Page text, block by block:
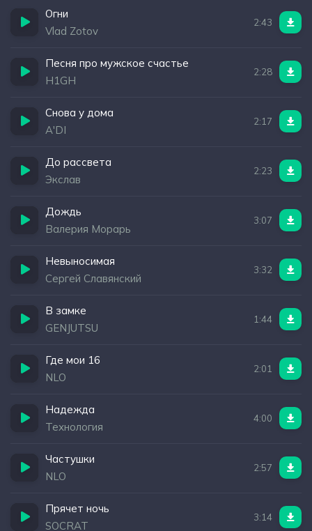
Огни
Vlad Zotov
2:43
Песня про мужское счастье
H1GH
2:28
Снова у дома
A'DI
2:17
До рассвета
Экслав
2:23
Дождь
Валерия Морарь
3:07
Невыносимая
Сергей Славянский
3:32
В замке
GENJUTSU
1:44
Где мои 16
NLO
2:01
Надежда
Технология
4:00
Частушки
NLO
2:57
Прячет ночь
SOCRAT
3:14